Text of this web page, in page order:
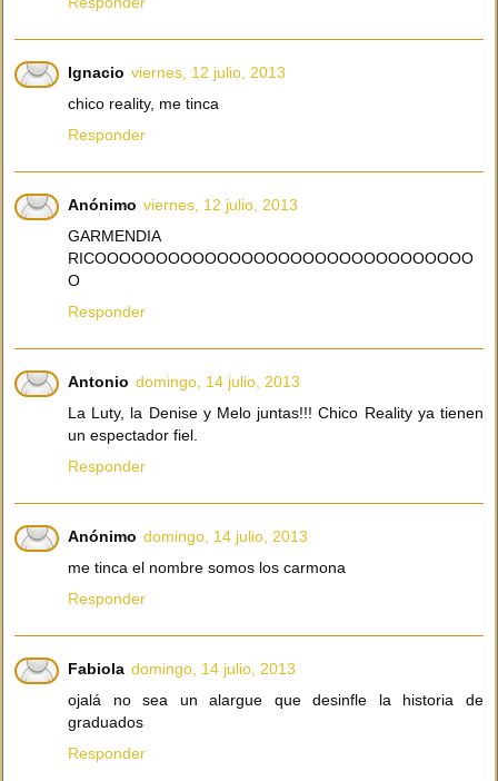
Ignacio viernes, 12 julio, 2013
chico reality, me tinca
Responder
Anónimo viernes, 12 julio, 2013
GARMENDIA
RICOOOOOOOOOOOOOOOOOOOOOOOOOOOOOOO
O
Responder
Antonio domingo, 14 julio, 2013
La Luty, la Denise y Melo juntas!!! Chico Reality ya tienen
un espectador fiel.
Responder
Anónimo domingo, 14 julio, 2013
me tinca el nombre somos los carmona
Responder
Fabiola domingo, 14 julio, 2013
ojalá no sea un alargue que desinfle la historia de
graduados
Responder